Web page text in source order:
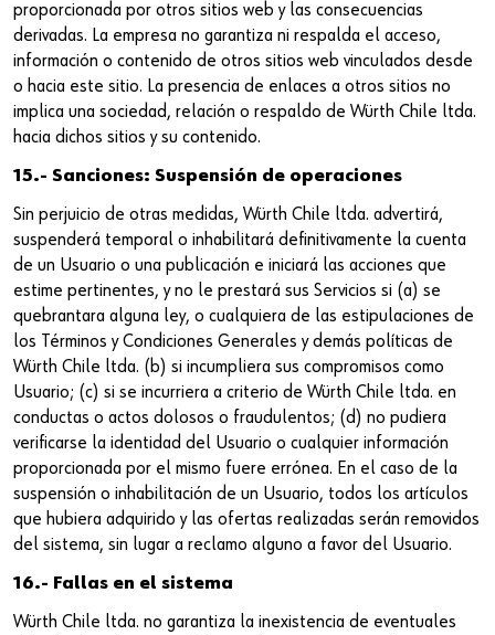
proporcionada por otros sitios web y las consecuencias
derivadas. La empresa no garantiza ni respalda el acceso,
información o contenido de otros sitios web vinculados desde
o hacia este sitio. La presencia de enlaces a otros sitios no
implica una sociedad, relación o respaldo de Würth Chile ltda.
hacia dichos sitios y su contenido.
15.- Sanciones: Suspensión de operaciones
Sin perjuicio de otras medidas, Würth Chile ltda. advertirá,
suspenderá temporal o inhabilitará definitivamente la cuenta
de un Usuario o una publicación e iniciará las acciones que
estime pertinentes, y no le prestará sus Servicios si (a) se
quebrantara alguna ley, o cualquiera de las estipulaciones de
los Términos y Condiciones Generales y demás políticas de
Würth Chile ltda. (b) si incumpliera sus compromisos como
Usuario; (c) si se incurriera a criterio de Würth Chile ltda. en
conductas o actos dolosos o fraudulentos; (d) no pudiera
verificarse la identidad del Usuario o cualquier información
proporcionada por el mismo fuere errónea. En el caso de la
suspensión o inhabilitación de un Usuario, todos los artículos
que hubiera adquirido y las ofertas realizadas serán removidos
del sistema, sin lugar a reclamo alguno a favor del Usuario.
16.- Fallas en el sistema
Würth Chile ltda. no garantiza la inexistencia de eventuales